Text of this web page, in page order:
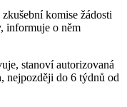
komise žádosti
informuje o něm
stanoví autorizovaná
nejpozději do 6 týdnů od